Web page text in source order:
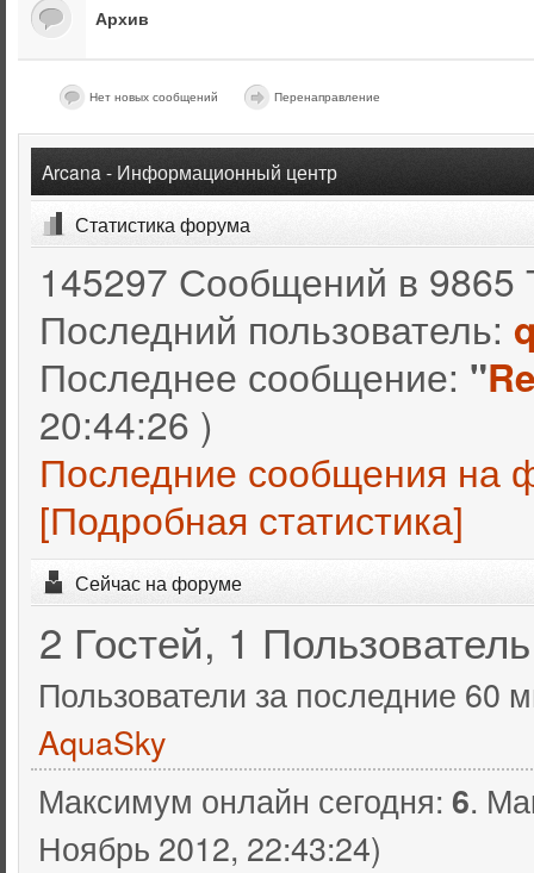
Архив
Нет новых сообщений Перенаправление
Arcana - Информационный центр
Статистика форума
145297 Сообщений в 9865
Последний пользователь:
Последнее сообщение: "
20:44:26 )
Последние сообщения на
[Подробная статистика]
Сейчас на форуме
2 Гостей, 1 Пользователь
Пользователи за последние 60
AquaSky
Максимум онлайн сегодня: 6.
Ноябрь 2012, 22:43:24)